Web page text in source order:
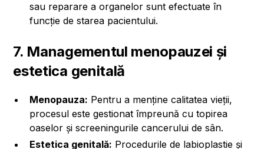
sau reparare a organelor sunt efectuate în
funcție de starea pacientului.
7. Managementul menopauzei și
estetica genitală
Menopauza: Pentru a menține calitatea vieții,
procesul este gestionat împreună cu topirea
oaselor și screeningurile cancerului de sân.
Estetica genitală: Procedurile de labioplastie și